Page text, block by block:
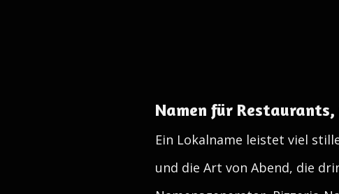
Namen für Restaurants,
Ein Lokalname leistet viel
und die Art von Abend, die